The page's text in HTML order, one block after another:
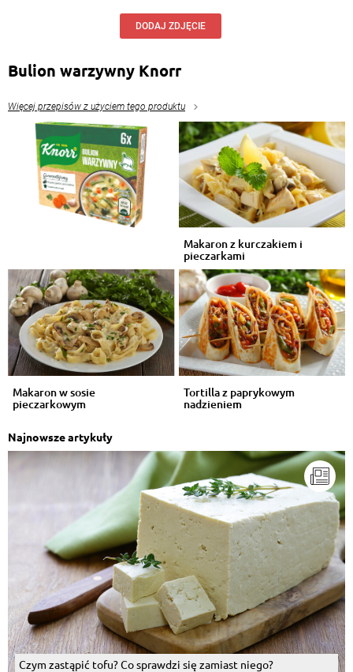
DODAJ ZDJĘCIE
Bulion warzywny Knorr
Więcej przepisów z użyciem tego produktu
Makaron z kurczakiem i
pieczarkami
Makaron w sosie
pieczarkowym
Tortilla z paprykowym
nadzieniem
Najnowsze artykuły
Czym zastąpić tofu? Co sprawdzi się zamiast niego?